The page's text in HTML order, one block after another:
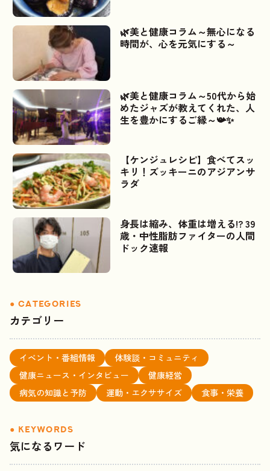
🌿美と健康コラム～無心になる
時間が、心を元気にする～
🌿美と健康コラム～50代から始
めたジャズが教えてくれた、人
生を豊かにするご縁～📯✨
【ケンジュレシピ】食べてスッ
キリ！ズッキーニのアジアンサ
ラダ
身長は縮み、体重は増える!? 39
歳・中性脂肪ファイターの人間
ドック速報
カテゴリー
イベント・番組情報
体験談・コミュニティ
健康ニュース・インタビュー
健康経営
病気の知識と予防
運動・エクササイズ 食事・栄養
気になるワード